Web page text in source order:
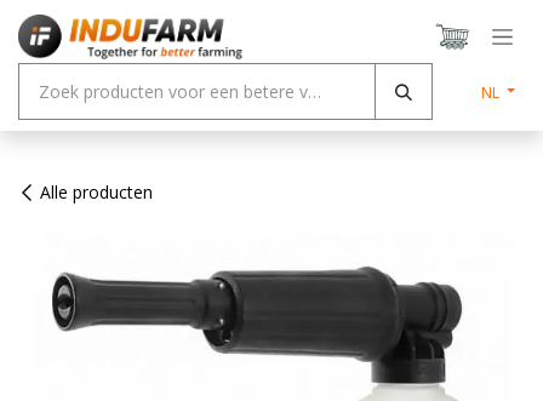
Overslaan naar inhoud
NL
Alle producten